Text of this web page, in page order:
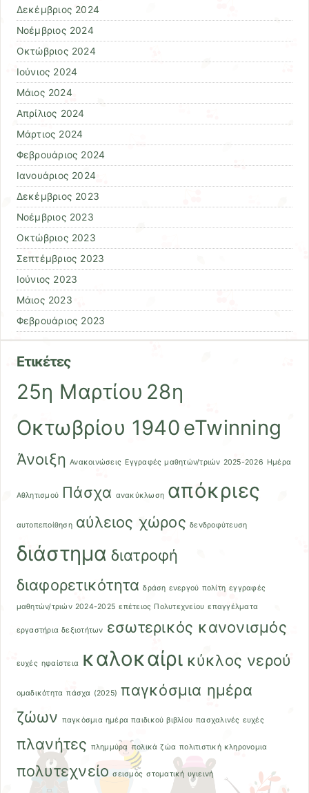
Δεκέμβριος 2024
Νοέμβριος 2024
Οκτώβριος 2024
Ιούνιος 2024
Μάιος 2024
Απρίλιος 2024
Μάρτιος 2024
Φεβρουάριος 2024
Ιανουάριος 2024
Δεκέμβριος 2023
Νοέμβριος 2023
Οκτώβριος 2023
Σεπτέμβριος 2023
Ιούνιος 2023
Μάιος 2023
Φεβρουάριος 2023
Ετικέτες
25η Μαρτίου 28η
Οκτωβρίου 1940 eTwinning
Άνοιξη Ανακοινώσεις Εγγραφές μαθητών/τριών 2025-2026 Ημέρα
Αθλητισμού Πάσχα ανακύκλωση απόκριες
αυτοπεποίθηση αύλειος χώρος δενδροφύτευση
διάστημα διατροφή
διαφορετικότητα δράση ενεργού πολίτη εγγραφές
μαθητών/τριών 2024-2025 επέτειος Πολυτεχνείου επαγγέλματα
εργαστήρια δεξιοτήτων εσωτερικός κανονισμός
ευχές ηφαίστεια καλοκαίρι κύκλος νερού
ομαδικότητα πάσχα (2025) παγκόσμια ημέρα
ζώων παγκόσμια ημέρα παιδικού βιβλίου πασχαλινές ευχές
πλανήτες πλημμύρα πολικά ζώα πολιτιστική κληρονομια
πολυτεχνείο σεισμός στοματική υγιεινή